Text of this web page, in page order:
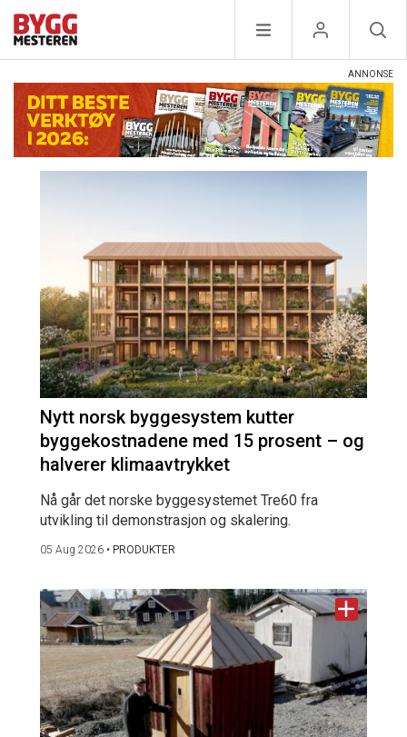
Nytt norsk byggesystem kutter
byggekostnadene med 15 prosent – og
halverer klimaavtrykket
Nå går det norske byggesystemet Tre60 fra
utvikling til demonstrasjon og skalering.
05 Aug 2026 • PRODUKTER